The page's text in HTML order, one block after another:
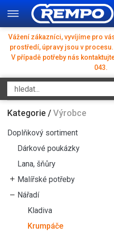
Vážení zákazníci, vyvíjíme pro
prostředí, úpravy jsou v
V případě potřeby nás
043.
Kategorie /Výrobce
Doplňkový sortiment
Dárkové poukázky
Lana, šňůry
Malířské potřeby
Nářadí
Kladiva
Krumpáče